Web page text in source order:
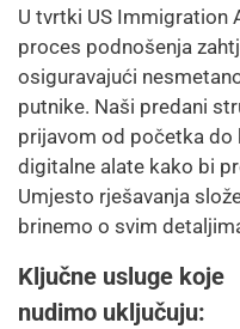
U tvrtki US Immigration
proces podnošenja
osiguravajući
putnike. Naši predani
prijavom od početka
digitalne alate kako bi
Umjesto rješavanja
brinemo o svim
Ključne usluge koje
nudimo uključuju: